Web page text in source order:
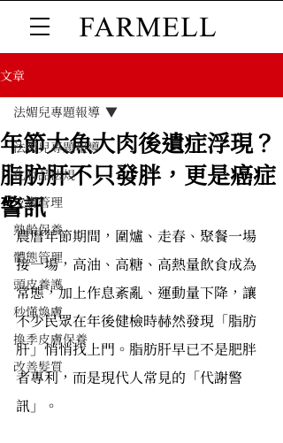
文章
法媚兒專題報導
化妝品法規
皮膚管理
熟齡保養
體態管理
頭皮養護
秒懂煥膚
換季皮膚保養
改善髮質
法媚兒專題報導
年節大魚大肉後遺症浮現？
脂肪肝不只發胖，更是癌症
警訊
農曆年節期間，圍爐、走春、聚餐一場
接一場，高油、高糖、高熱量飲食成為
常態，加上作息紊亂、運動量下降，讓
不少民眾在年後健檢時赫然發現「脂肪
肝」悄悄找上門。脂肪肝早已不是肥胖
者專利，而是現代人常見的「代謝警
訊」。